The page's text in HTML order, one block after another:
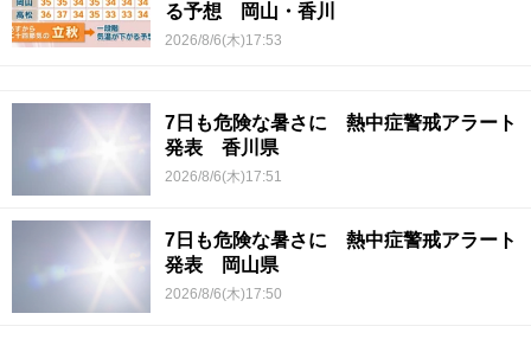
る予想 岡山・香川
2026/8/6(木)17:53
7日も危険な暑さに 熱中症警戒アラート
発表 香川県
2026/8/6(木)17:51
7日も危険な暑さに 熱中症警戒アラート
発表 岡山県
2026/8/6(木)17:50